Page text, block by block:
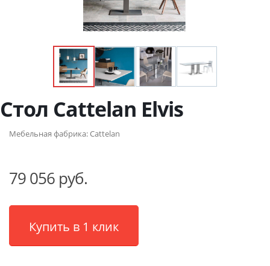
Стол Cattelan Elvis
Мебельная фабрика:Cattelan
79 056 руб.
Купить в 1 клик